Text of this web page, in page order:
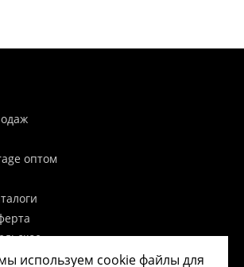
оптом
используем cookie файлы для